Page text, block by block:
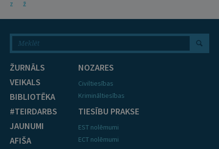
Z
Ž
ŽURNĀLS
VEIKALS
BIBLIOTĒKA
#TEIRDARBS
JAUNUMI
AFIŠA
NOZARES
Civiltiesības
Krimināltiesības
TIESĪBU PRAKSE
EST nolēmumi
ECT nolēmumi